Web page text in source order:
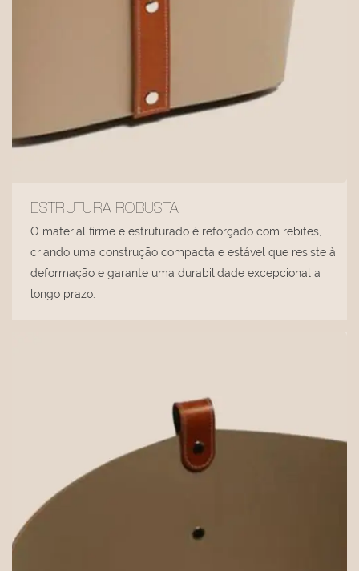
ESTRUTURA ROBUSTA
O material firme e estruturado é reforçado com rebites,
criando uma construção compacta e estável que resiste à
deformação e garante uma durabilidade excepcional a
longo prazo.